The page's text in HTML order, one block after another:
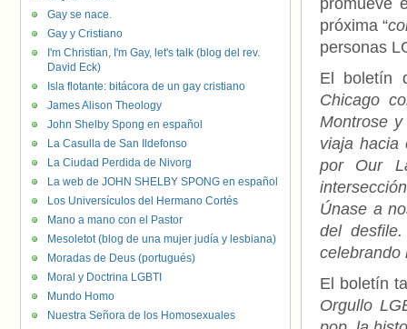
promueve
próxima “
personas
El boletín
Chicago
Montrose
viaja hacia
por Our
Únase a
del
celebrando
El boletín
Orgullo
Gay se nace.
Gay y Cristiano
I'm Christian, I'm Gay, let's talk (blog del rev.
David Eck)
Isla flotante: bitácora de un gay cristiano
James Alison Theology
John Shelby Spong en español
La Casulla de San Ildefonso
La Ciudad Perdida de Nivorg
La web de JOHN SHELBY SPONG en español
Los Universículos del Hermano Cortés
Mano a mano con el Pastor
Mesoletot (blog de una mujer judía y lesbiana)
Moradas de Deus (portugués)
Moral y Doctrina LGBTI
Mundo Homo
Nuestra Señora de los Homosexuales